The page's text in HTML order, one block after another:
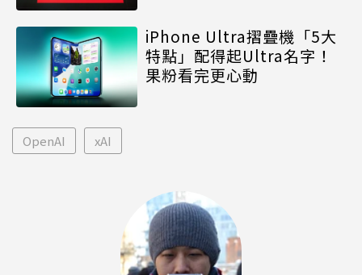
iPhone Ultra摺疊機「5大
特點」配得起Ultra名字！
果粉看完更心動
OpenAI xAI